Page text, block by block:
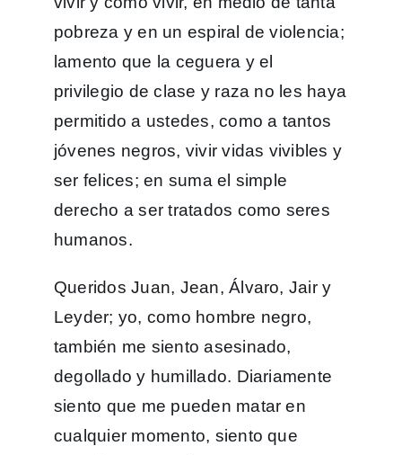
pobreza y en un espiral de violencia;
lamento que la ceguera y el
privilegio de clase y raza no les haya
permitido a ustedes, como a tantos
jóvenes negros, vivir vidas vivibles y
ser felices; en suma el simple
derecho a ser tratados como seres
humanos.
Queridos Juan, Jean, Álvaro, Jair y
Leyder; yo, como hombre negro,
también me siento asesinado,
degollado y humillado. Diariamente
siento que me pueden matar en
cualquier momento, siento que